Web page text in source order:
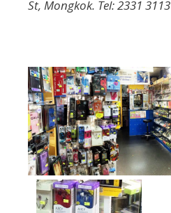
St, Mongkok. Tel: 2331 3113